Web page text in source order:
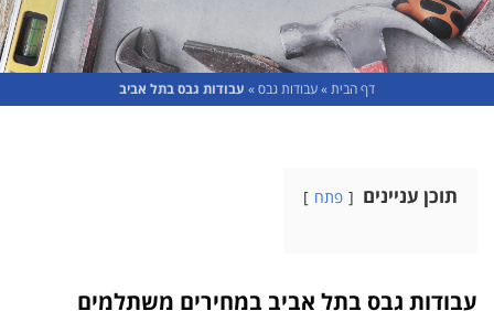
דף הבית»עבודות גבס» עבודות גבס בתל אביב
תוכן עניינים פתח
עבודות גבס בתל אביב במחירים משתלמים